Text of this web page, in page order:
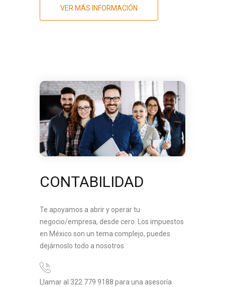
VER MÁS INFORMACIÓN
CONTABILIDAD
Te apoyamos a abrir y operar tu
negocio/empresa, desde cero. Los impuestos
en México son un tema complejo, puedes
dejárnoslo todo a nosotros
Llamar al 322 779 9188 para una asesoría